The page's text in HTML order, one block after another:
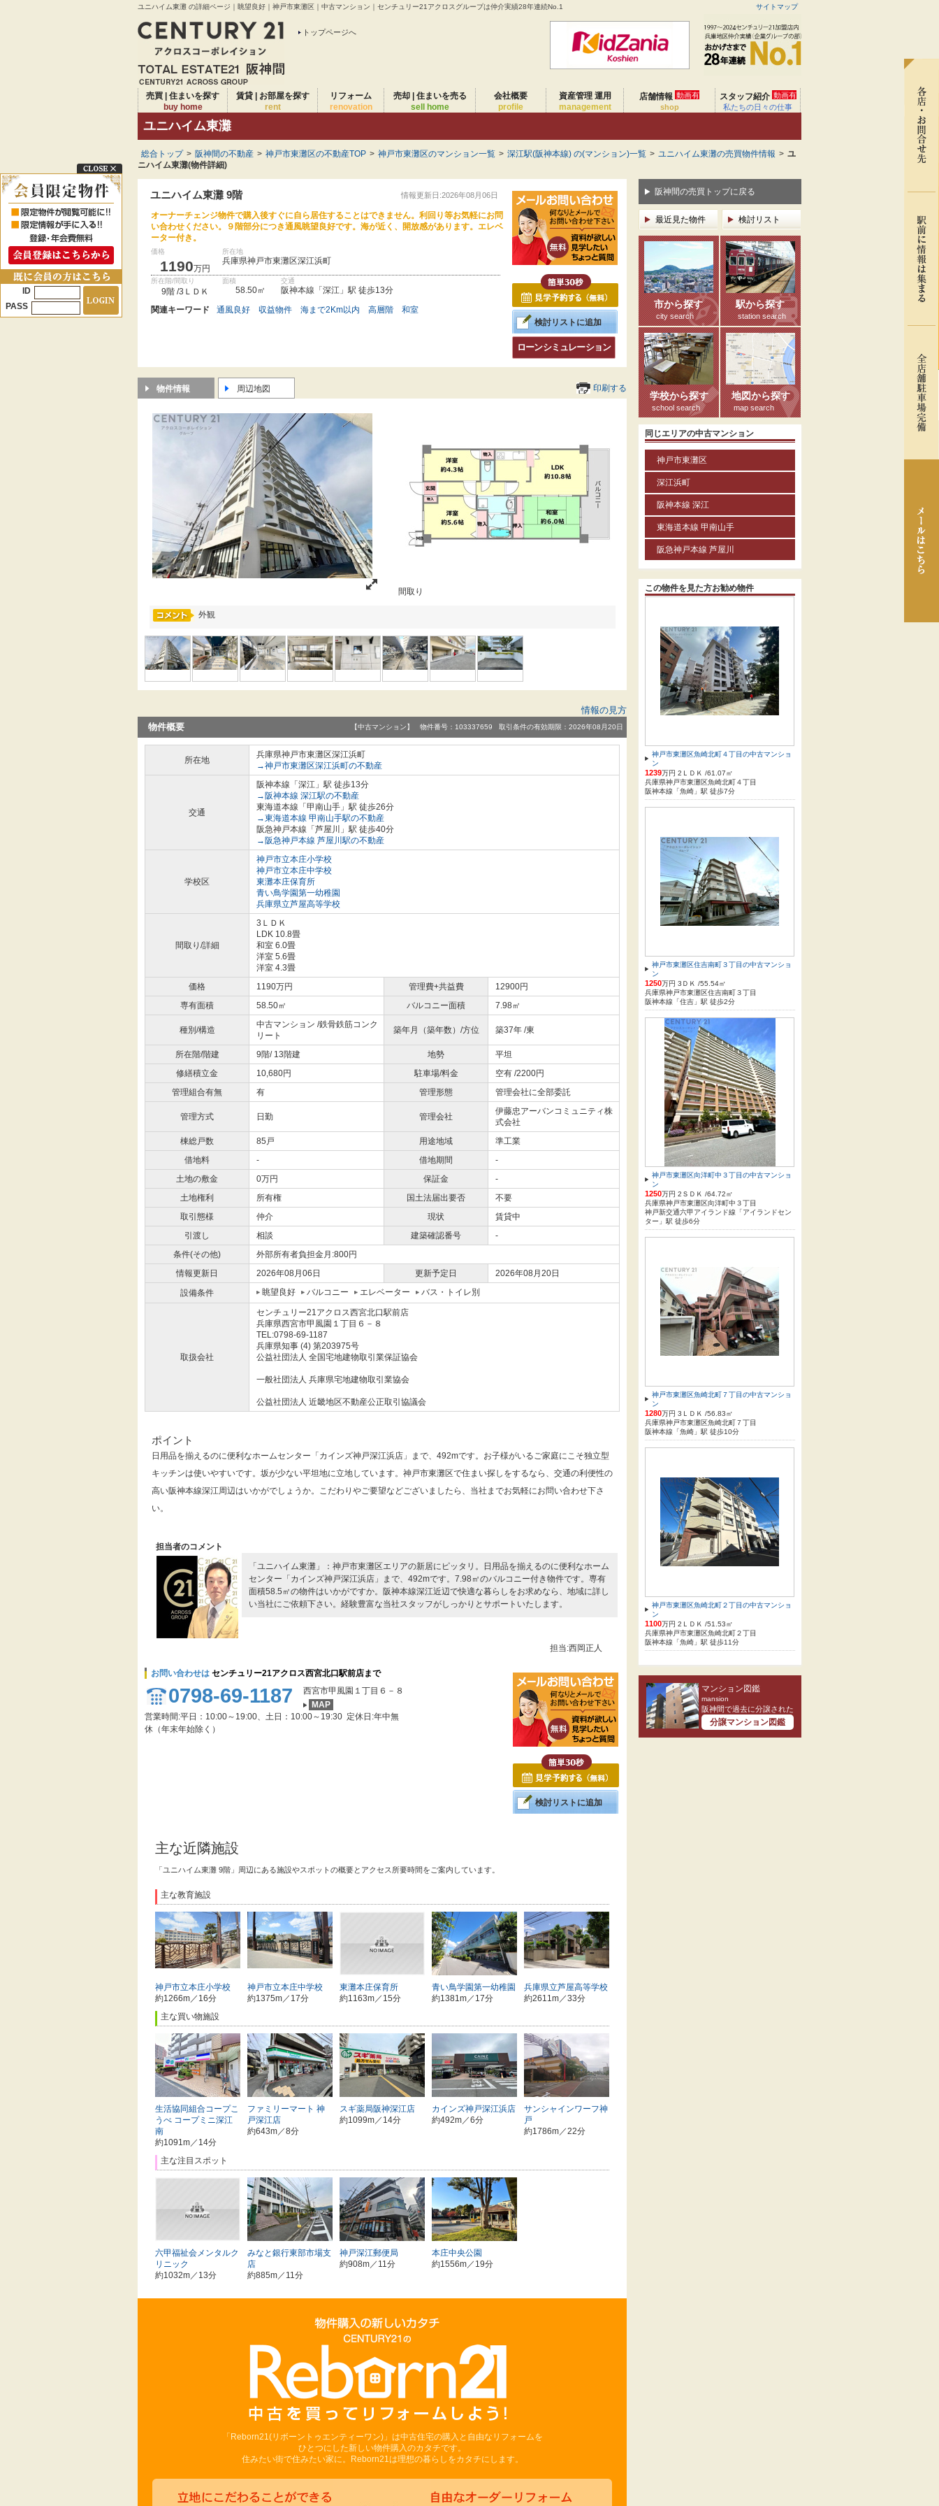
ユニハイム東灘 の詳細ページ｜眺望良好｜神戸市東灘区｜中古マンション｜センチュリー21アクロスグループは仲介実績28年連続No.1 サイトマップ
トップページへ
売買 | 住まいを探す
buy home
賃貸 | お部屋を探す
rent
リフォーム
renovation
売却 | 住まいを売る
sell home
会社概要
profile
資産管理 運用
management
店舗情報 動画有
shop
スタッフ紹介 動画有
私たちの日々の仕事
ユニハイム東灘
総合トップ > 阪神間の不動産 > 神戸市東灘区の不動産TOP > 神戸市東灘区のマンション一覧 > 深江駅(阪神本線) の(マンション)一覧 > ユニハイム東灘の売買物件情報 > ユ
ニハイム東灘(物件詳細)
ユニハイム東灘 9階 情報更新日:2026年08月06日
オーナーチェンジ物件で購入後すぐに自ら居住することはできません。利回り等お気軽にお問
い合わせください。９階部分につき通風眺望良好です。海が近く、開放感があります。エレベ
ーター付き。
価格
1190万円
所在地
兵庫県神戸市東灘区深江浜町
所在階/間取り
9階 /3ＬＤＫ
面積
58.50㎡
交通
阪神本線「深江」駅 徒歩13分
関連キーワード
通風良好 収益物件 海まで2Km以内 高層階
和室
検討リストに追加
ローンシミュレーション
物件情報 周辺地図 印刷する
間取り
外観
情報の見方
物件概要
【中古マンション】 物件番号：103337659 取引条件の有効期限：2026年08月20日
所在地
兵庫県神戸市東灘区深江浜町
→神戸市東灘区深江浜町の不動産
交通
阪神本線「深江」駅 徒歩13分
→阪神本線 深江駅の不動産
東海道本線「甲南山手」駅 徒歩26分
→東海道本線 甲南山手駅の不動産
阪急神戸本線「芦屋川」駅 徒歩40分
→阪急神戸本線 芦屋川駅の不動産
学校区
神戸市立本庄小学校
神戸市立本庄中学校
東灘本庄保育所
青い鳥学園第一幼稚園
兵庫県立芦屋高等学校
間取り/詳細
3ＬＤＫ
LDK 10.8畳
和室 6.0畳
洋室 5.6畳
洋室 4.3畳
価格
1190万円 管理費+共益費
12900円
専有面積
58.50㎡ バルコニー面積 7.98㎡
種別/構造
中古マンション /鉄骨鉄筋コンク
リート
築年月（築年数）/方位 築37年 /東
所在階/階建 9階/ 13階建 地勢
平坦
修繕積立金
10,680円 駐車場/料金
空有 /2200円
管理組合有無
有 管理形態 管理会社に全部委託
管理方式 日勤 管理会社
伊藤忠アーバンコミュニティ株
式会社
棟総戸数
85戸 用途地域
準工業
借地料
- 借地期間
-
土地の敷金
0万円 保証金
-
土地権利
所有権 国土法届出要否
不要
取引態様
仲介 現状
賃貸中
引渡し
相談 建築確認番号
-
条件(その他)
外部所有者負担金月:800円
情報更新日
2026年08月06日 更新予定日
2026年08月20日
設備条件
眺望良好 バルコニー エレベーター バス・トイレ別
取扱会社
センチュリー21アクロス西宮北口駅前店
兵庫県西宮市甲風園１丁目６－８
TEL:0798-69-1187
兵庫県知事 (4) 第203975号
公益社団法人 全国宅地建物取引業保証協会
一般社団法人 兵庫県宅地建物取引業協会
公益社団法人 近畿地区不動産公正取引協議会
ポイント
日用品を揃えるのに便利なホームセンター「カインズ神戸深江浜店」まで、492mです。お子様がいるご家庭にこそ独立型
キッチンは使いやすいです。坂が少ない平坦地に立地しています。神戸市東灘区で住まい探しをするなら、交通の利便性の
高い阪神本線深江周辺はいかがでしょうか。こだわりやご要望などございましたら、当社までお気軽にお問い合わせ下さ
い。
担当者のコメント
「ユニハイム東灘」：神戸市東灘区エリアの新居にピッタリ。日用品を揃えるのに便利なホーム
センター「カインズ神戸深江浜店」まで、492mです。7.98㎡のバルコニー付き物件です。専有
面積58.5㎡の物件はいかがですか。阪神本線深江近辺で快適な暮らしをお求めなら、地域に詳し
い当社にご依頼下さい。経験豊富な当社スタッフがしっかりとサポートいたします。
担当:西岡正人
お問い合わせは センチュリー21アクロス西宮北口駅前店まで
0798-69-1187
西宮市甲風園１丁目６－８
MAP
営業時間:平日：10:00～19:00、土日：10:00～19:30 定休日:年中無
休（年末年始除く）
検討リストに追加
主な近隣施設
「ユニハイム東灘 9階」周辺にある施設やスポットの概要とアクセス所要時間をご案内しています。
主な教育施設
神戸市立本庄小学校
約1266m／16分
神戸市立本庄中学校
約1375m／17分
東灘本庄保育所
約1163m／15分
青い鳥学園第一幼稚園
約1381m／17分
兵庫県立芦屋高等学校
約2611m／33分
主な買い物施設
生活協同組合コープこ
うべ コープミニ深江
南
約1091m／14分
ファミリーマート 神
戸深江店
約643m／8分
スギ薬局阪神深江店
約1099m／14分
カインズ神戸深江浜店
約492m／6分
サンシャインワーフ神
戸
約1786m／22分
主な注目スポット
六甲福祉会メンタルク
リニック
約1032m／13分
みなと銀行東部市場支
店
約885m／11分
神戸深江郵便局
約908m／11分
本庄中央公園
約1556m／19分
「Reborn21(リボーントゥエンティーワン)」は中古住宅の購入と自由なリフォームを
ひとつにした新しい物件購入のカタチです。
住みたい街で住みたい家に。Reborn21は理想の暮らしをカタチにします。
阪神間の売買トップに戻る
最近見た物件 検討リスト
市から探す
city search
駅から探す
station search
学校から探す
school search
地図から探す
map search
同じエリアの中古マンション
神戸市東灘区
深江浜町
阪神本線 深江
東海道本線 甲南山手
阪急神戸本線 芦屋川
この物件を見た方お勧め物件
神戸市東灘区魚崎北町４丁目の中古マンショ
ン
1239万円 2ＬＤＫ /61.07㎡
兵庫県神戸市東灘区魚崎北町４丁目
阪神本線「魚崎」駅 徒歩7分
神戸市東灘区住吉南町３丁目の中古マンショ
ン
1250万円 3ＤＫ /55.54㎡
兵庫県神戸市東灘区住吉南町３丁目
阪神本線「住吉」駅 徒歩2分
神戸市東灘区向洋町中３丁目の中古マンショ
ン
1250万円 2ＳＤＫ /64.72㎡
兵庫県神戸市東灘区向洋町中３丁目
神戸新交通六甲アイランド線「アイランドセン
ター」駅 徒歩6分
神戸市東灘区魚崎北町７丁目の中古マンショ
ン
1280万円 3ＬＤＫ /56.83㎡
兵庫県神戸市東灘区魚崎北町７丁目
阪神本線「魚崎」駅 徒歩10分
神戸市東灘区魚崎北町２丁目の中古マンショ
ン
1100万円 2ＬＤＫ /51.53㎡
兵庫県神戸市東灘区魚崎北町２丁目
阪神本線「魚崎」駅 徒歩11分
マンション図鑑
mansion
阪神間で過去に分譲された
分譲マンション図鑑
ID
PASS